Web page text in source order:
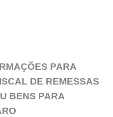
PARA
DE REMESSAS
BENS PARA